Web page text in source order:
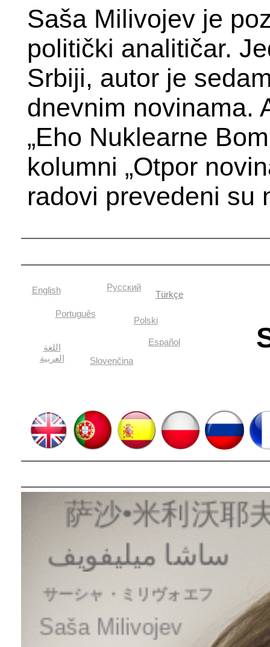
English
Saša Milivojev je
politički analitičar.
Srbiji, autor je
dnevnim novinama.
„Eho Nuklearne
kolumni „Otpor
radovi prevedeni su
Polski
Türkçe
اللغة
العربية
Español
Русский
Português
Slovenčina
萨沙•米利沃耶夫
ساشا ميليفويف
サーシャ・ミリヴォエフ
Saša Milivojev